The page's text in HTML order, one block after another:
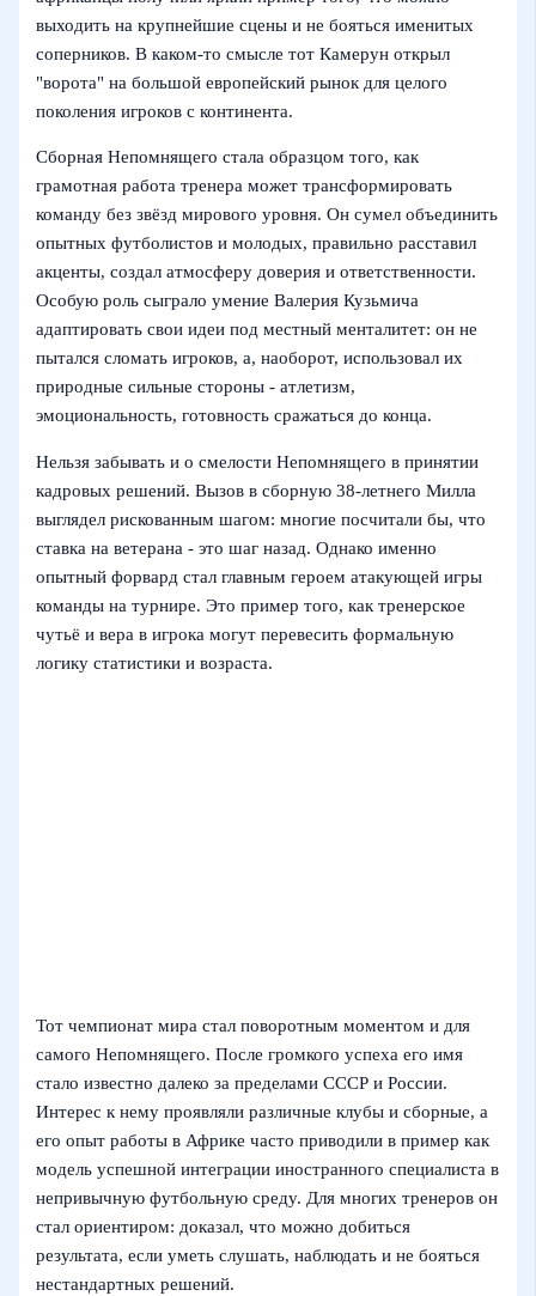
выходить на крупнейшие сцены и не бояться именитых
соперников. В каком-то смысле тот Камерун открыл
"ворота" на большой европейский рынок для целого
поколения игроков с континента.
Сборная Непомнящего стала образцом того, как
грамотная работа тренера может трансформировать
команду без звёзд мирового уровня. Он сумел объединить
опытных футболистов и молодых, правильно расставил
акценты, создал атмосферу доверия и ответственности.
Особую роль сыграло умение Валерия Кузьмича
адаптировать свои идеи под местный менталитет: он не
пытался сломать игроков, а, наоборот, использовал их
природные сильные стороны - атлетизм,
эмоциональность, готовность сражаться до конца.
Нельзя забывать и о смелости Непомнящего в принятии
кадровых решений. Вызов в сборную 38-летнего Милла
выглядел рискованным шагом: многие посчитали бы, что
ставка на ветерана - это шаг назад. Однако именно
опытный форвард стал главным героем атакующей игры
команды на турнире. Это пример того, как тренерское
чутьё и вера в игрока могут перевесить формальную
логику статистики и возраста.
Тот чемпионат мира стал поворотным моментом и для
самого Непомнящего. После громкого успеха его имя
стало известно далеко за пределами СССР и России.
Интерес к нему проявляли различные клубы и сборные, а
его опыт работы в Африке часто приводили в пример как
модель успешной интеграции иностранного специалиста в
непривычную футбольную среду. Для многих тренеров он
стал ориентиром: доказал, что можно добиться
результата, если уметь слушать, наблюдать и не бояться
нестандартных решений.